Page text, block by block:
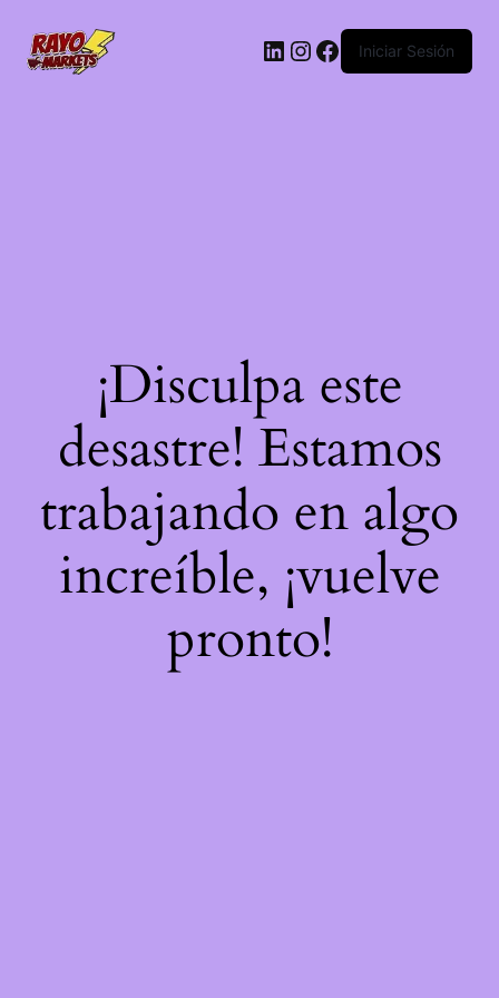
LinkedIn
Instagram
Facebook
Iniciar Sesión
¡Disculpa este
desastre! Estamos
trabajando en algo
increíble, ¡vuelve
pronto!